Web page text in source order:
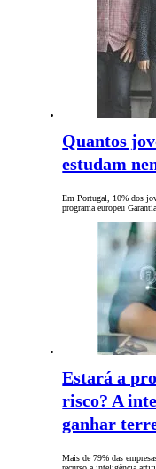
Quantos
estudam
Em Portugal, 10% dos
programa europeu
Estará a
risco? A
ganhar
Mais de 79% das